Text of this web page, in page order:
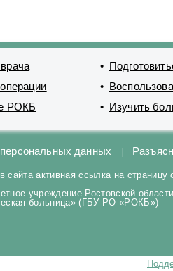
РОКБ
Изучить
данных
сайта активная ссылка на страницу
учреждение Ростовской области
больница» (ГБУ РО «РОКБ»)